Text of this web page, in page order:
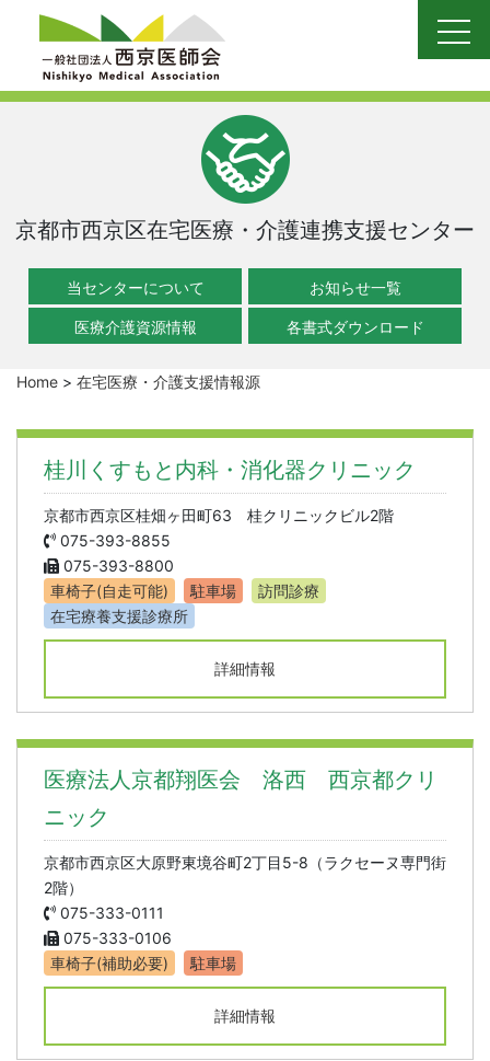
content
京都市西京区在宅医療・介護連携支援センター
当センターについて お知らせ一覧
医療介護資源情報 各書式ダウンロード
Home > 在宅医療・介護支援情報源
桂川くすもと内科・消化器クリニック
京都市西京区桂畑ヶ田町63 桂クリニックビル2階
075-393-8855
075-393-8800
車椅子(自走可能)
駐車場
訪問診療
在宅療養支援診療所
詳細情報
医療法人京都翔医会 洛西 西京都クリ
ニック
京都市西京区大原野東境谷町2丁目5-8（ラクセーヌ専門街
2階）
075-333-0111
075-333-0106
車椅子(補助必要)
駐車場
詳細情報